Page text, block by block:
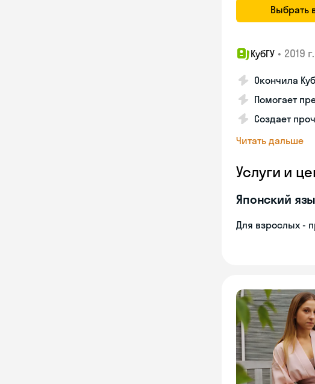
Выбрать
КубГУ • 2019 г.
Окончила
Помогает
Создает
Читать дальше
Услуги и
Японский
Для взрослых -